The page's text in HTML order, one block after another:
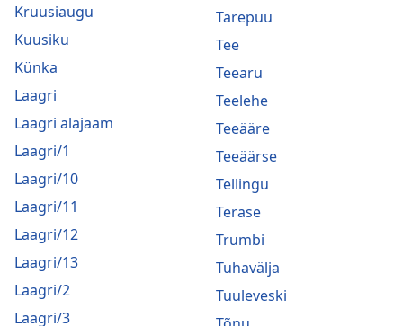
Kruusiaugu
Kuusiku
Künka
Laagri
Laagri alajaam
Laagri/1
Laagri/10
Laagri/11
Laagri/12
Laagri/13
Laagri/2
Laagri/3
Tarepuu
Tee
Teearu
Teelehe
Teeääre
Teeäärse
Tellingu
Terase
Trumbi
Tuhavälja
Tuuleveski